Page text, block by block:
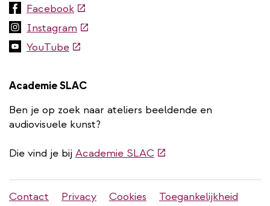
Facebook(externe
link)
Instagram (externe
link)
YouTube(externe
Academie SLAC
Ben je op zoek naar ateliers beeldende en
audiovisuele kunst?
Die vind je bij Academie SLAC(externe
Stadleuven
Contact Privacy Cookies Toegankelijkheid